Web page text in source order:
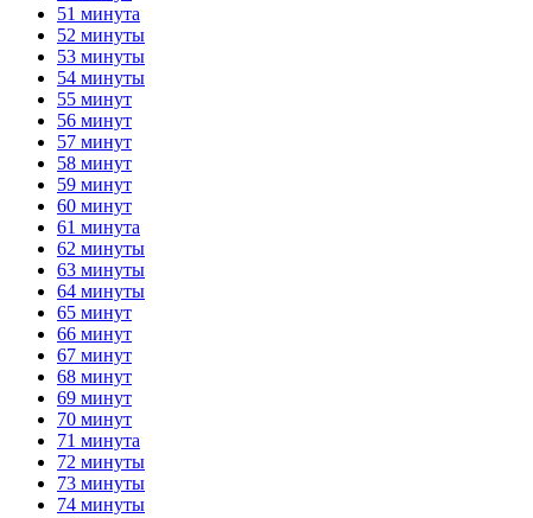
51 минута
52 минуты
53 минуты
54 минуты
55 минут
56 минут
57 минут
58 минут
59 минут
60 минут
61 минута
62 минуты
63 минуты
64 минуты
65 минут
66 минут
67 минут
68 минут
69 минут
70 минут
71 минута
72 минуты
73 минуты
74 минуты